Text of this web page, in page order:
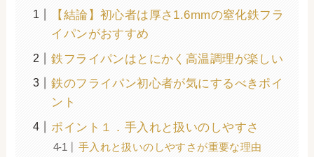
【結論】初心者は厚さ1.6mmの窒化鉄フラ
イパンがおすすめ
鉄フライパンはとにかく高温調理が楽しい
鉄のフライパン初心者が気にするべきポイ
ント
ポイント１．手入れと扱いのしやすさ
手入れと扱いのしやすさが重要な理由